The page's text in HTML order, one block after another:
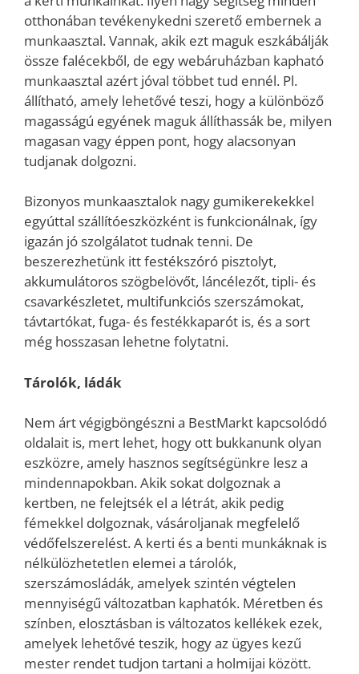
otthonában tevékenykedni szerető embernek a
munkaasztal. Vannak, akik ezt maguk eszkábálják
össze falécekből, de egy webáruházban kapható
munkaasztal azért jóval többet tud ennél. Pl.
állítható, amely lehetővé teszi, hogy a különböző
magasságú egyének maguk állíthassák be, milyen
magasan vagy éppen pont, hogy alacsonyan
tudjanak dolgozni.
Bizonyos munkaasztalok nagy gumikerekekkel
egyúttal szállítóeszközként is funkcionálnak, így
igazán jó szolgálatot tudnak tenni. De
beszerezhetünk itt festékszóró pisztolyt,
akkumulátoros szögbelövőt, láncélezőt, tipli- és
csavarkészletet, multifunkciós szerszámokat,
távtartókat, fuga- és festékkaparót is, és a sort
még hosszasan lehetne folytatni.
Tárolók, ládák
Nem árt végigböngészni a BestMarkt kapcsolódó
oldalait is, mert lehet, hogy ott bukkanunk olyan
eszközre, amely hasznos segítségünkre lesz a
mindennapokban. Akik sokat dolgoznak a
kertben, ne felejtsék el a létrát, akik pedig
fémekkel dolgoznak, vásároljanak megfelelő
védőfelszerelést. A kerti és a benti munkáknak is
nélkülözhetetlen elemei a tárolók,
szerszámosládák, amelyek szintén végtelen
mennyiségű változatban kaphatók. Méretben és
színben, elosztásban is változatos kellékek ezek,
amelyek lehetővé teszik, hogy az ügyes kezű
mester rendet tudjon tartani a holmijai között.